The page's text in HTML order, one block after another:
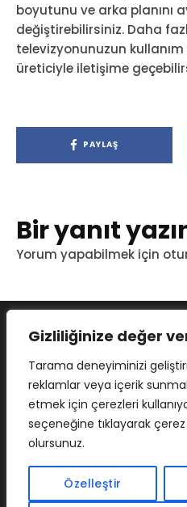
Gizliliğinize değer
Tarama deneyiminizi
reklamlar veya içerik
etmek için çerezleri
seçeneğine tıklayarak çerez
olursunuz.
Özelleştir
boyutunu ve arka planını
değiştirebilirsiniz. Daha
televizyonunuzun kullanım
üreticiyle iletişime
PAYLAŞ
Bir yanıt
Yorum yapabilmek için
İLETIŞIM BAF